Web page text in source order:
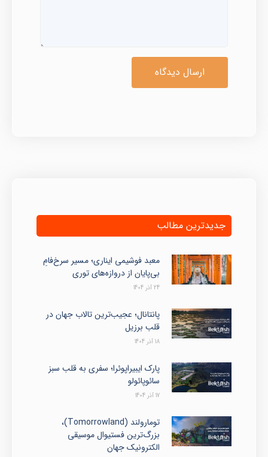
ارسال دیدگاه
جدیدترین مطالب
معبد فوشیمی ایناری؛ مسیر سرخ‌فامِ
بی‌پایان از دروازه‌های توری
24 آذر 1404
پانتانال؛ عجیب‌ترین تالاب جهان در
قلب برزیل
18 آذر 1404
پارک ایبیراپوئرا؛ سفری به قلب سبز
سائوپائولو
17 آذر 1404
تومارولند (Tomorrowland)،
بزرگ‌ترین فستیوال موسیقی
الکترونیک جهان